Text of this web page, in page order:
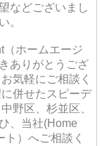
などございまし
。
（ホームエージ
ありがとうござ
気軽にご相談く
併せたスピーデ
野区、杉並区、
、当社(Home
）へご相談く